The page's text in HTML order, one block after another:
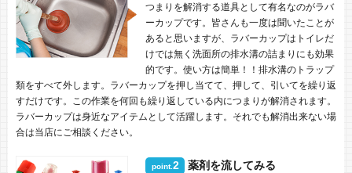
つまりを解消する道具として有名なのがラバ
ーカップです。皆さんも一度は聞いたことが
あると思いますが、ラバーカップはトイレだ
けでは無く洗面所の排水溝の詰まりにも効果
的です。使い方は簡単！！排水溝のトラップ
類をすべて外します。ラバーカップを押し当てて、押して、引いてを繰り返
すだけです。この作業を何回も繰り返している内につまりが解消されます。
ラバーカップは身近なアイテムとして活躍します。それでも解消出来ない場
合は当店にご相談ください。
point.2 薬剤を流してみる